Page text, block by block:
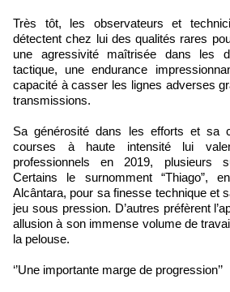
Très tôt, les observateurs et
détectent chez lui des qualités rares
une agressivité maîtrisée dans les
tactique, une endurance
capacité à casser les lignes adverses
transmissions.
Sa générosité dans les efforts et sa
courses à haute intensité lui
professionnels en 2019, plusieurs
Certains le surnomment “Thiago”,
Alcântara, pour sa finesse technique et
jeu sous pression. D’autres préfèrent
allusion à son immense volume de
la pelouse.
‘’Une importante marge de progression’’